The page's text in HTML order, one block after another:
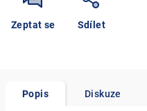
Zeptat se Sdílet
Popis Diskuze